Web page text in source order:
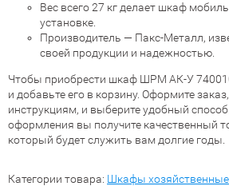
Вес всего 27 кг делает шкаф
установке.
Производитель — Пакс-Металл,
своей продукции и надежностью.
Чтобы приобрести шкаф ШРМ АК-У
и добавьте его в корзину. Оформите
инструкциям, и выберите удобный
оформления вы получите качественный
который будет служить вам долгие годы.
Категории товара: Шкафы хозяйственные